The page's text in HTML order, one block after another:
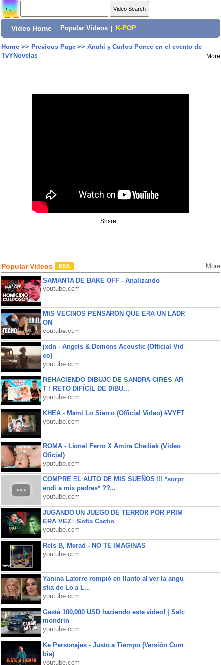
Video Home Popular Videos K-POP
Home>> Previous Page>> Anahi y Carlos Ponce en el evento de
TvYNovelas
More
Share:
Popular Videos More
SAMANTA DE BAKE OFF - Analizando
youtube.com
MIS VECINOS PENSARON QUE ERA UN LADR
ON
youtube.com
jxdn - Angels & Demons Acoustic (Official Vid
eo)
youtube.com
REHACIENDO DIBUJO DE SANDRA CIRES AR
T ! RETO DIFÍCIL DE DIBU...
youtube.com
KHEA - Mami Lo Siento (Official Video) #VYFT
youtube.com
ROMA - Lionel Ferro X Amira Chediak (Video
Oficial)
youtube.com
COMPRE EL AUTO DE MIS SUEÑOS !!! *sorpr
endi a mis padres* ??...
youtube.com
JUGANDO UN JUEGO DE TERROR POR PRIM
ERA VEZ l Sofia Castro
youtube.com
Rels B, Morad - NO TE IMAGINAS
youtube.com
Yanina Latorre rompió en llanto al ver la angu
stia de Lola L...
youtube.com
Gasté 100,000 USD haciendo este video! | Salo
mondrin
youtube.com
Ke Personajes - Justo a Tiempo (Versión Cum
bia)
youtube.com